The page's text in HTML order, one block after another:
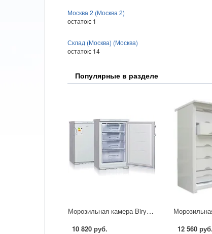
Москва 2 (Москва 2)
остаток: 1
Склад (Москва) (Москва)
остаток: 14
Популярные в разделе
Морозильная камера Biryusa 148 KL в Москве
10 820 руб. 12 560 руб.